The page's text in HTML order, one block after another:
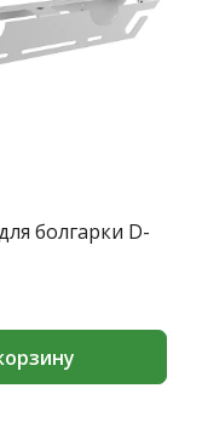
болгарки D-